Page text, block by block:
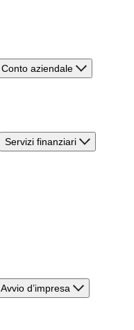
Conto aziendale
Servizi finanziari
Avvio d’impresa